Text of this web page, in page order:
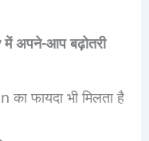
अपने-आप बढ़ोतरी
फायदा भी मिलता है